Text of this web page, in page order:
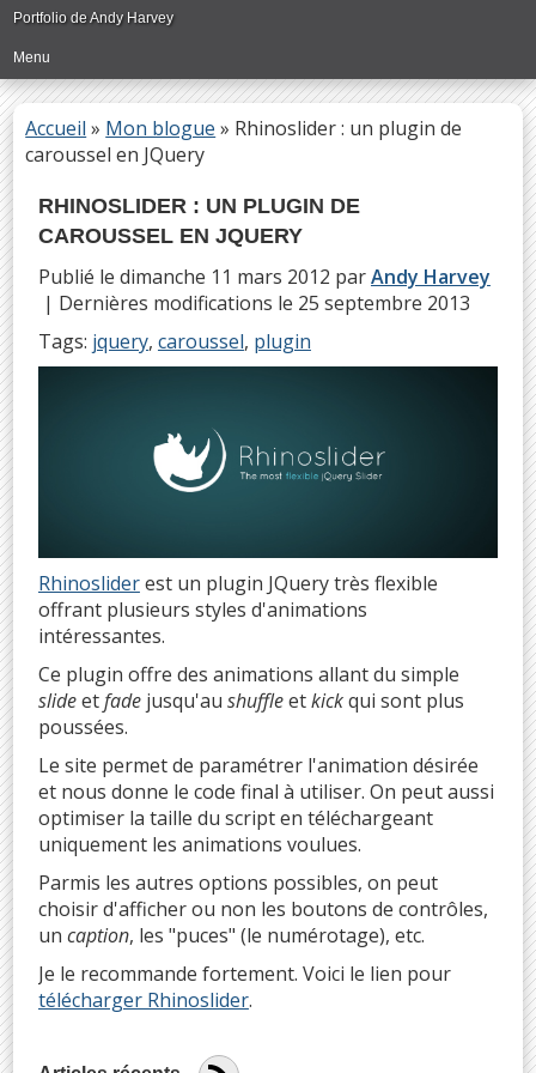
Passer
au
contenu
principal
Portfolio de Andy Harvey
Menu
Accueil » Mon blogue » Rhinoslider : un plugin de
caroussel en JQuery
RHINOSLIDER : UN PLUGIN DE
CAROUSSEL EN JQUERY
Publié le dimanche 11 mars 2012 parAndy Harvey
| Dernières modifications le 25 septembre 2013
Tags: jquery, caroussel, plugin
Rhinosliderest un plugin JQuery très flexible
offrant plusieurs styles d'animations
intéressantes.
Ce plugin offre des animations allant du simple
slideetfadejusqu'au shuffleetkickqui sont plus
poussées.
Le site permet de paramétrer l'animation désirée
et nous donne le code final à utiliser. On peut aussi
optimiser la taille du script en téléchargeant
uniquement les animations voulues.
Parmis les autres options possibles, on peut
choisir d'afficher ou non les boutons de contrôles,
un caption, les "puces" (le numérotage), etc.
Je le recommande fortement. Voici le lien pour
télécharger Rhinoslider.